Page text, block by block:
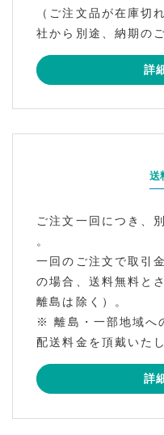
（ご注文品が在庫切
社から別途、納期の
詳
送
ご注文一回につき、
。
一回のご注文で取引
の場合、送料無料と
離島は除く）。
※ 離島・一部地域へ
配送料金を頂戴いた
詳